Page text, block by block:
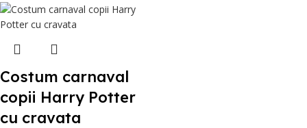
Costum carnaval
copii Harry Potter
cu cravata